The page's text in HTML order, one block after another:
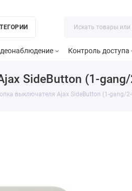
Контроль доступа
SideButton (1-gang/
выключателя Ajax SideButton (1-gang/